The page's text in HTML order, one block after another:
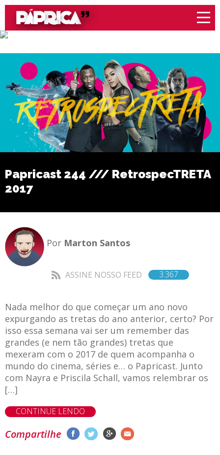
Papricast 244 /// RetrospecTRETA
2017
Por Marton Santos
ASSINE NOSSO FEED 3.367
Nada melhor do que começar um ano novo
expurgando as tretas do ano anterior, certo? Por
isso essa semana vai ser um remember das
grandes (e nem tão grandes) tretas que
mexeram com o 2017 de quem acompanha o
mundo do cinema, séries e… o Papricast. Junto
com Nayra e Priscila Schall, vamos relembrar os
[…]
CONTINUE LENDO
Compartilhe